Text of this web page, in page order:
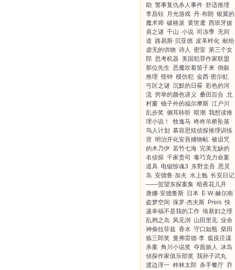
助 警事复仇杀人事件 舒适推理
李昌钰
月光游戏 丹·布朗 银翼的
魔术师 破格派 黄世鸢 西班牙披
肩之谜 千山 小说 司冻季 无间
道 路易斯·贝亚德 皮革样化 献给
虚无的供物 诗人 密室 第三个女
郎 思考机器 美国犯罪作家联盟
那位先生 恶魔吹着笛子来 倒叙
推理 怪钟 模仿犯 金西·密尔虹
弓区之谜 沉默的日晷 彩色的河
流 穷举的颜色讲义 桑田百合 北
村薰 镜子外的福尔摩斯 江户川
乱步奖 侧耳聆听 暗潮 我想读推
理小说！
牧逸马 咚咚吊桥坠落
鸟人计划
慕容思炫侦探推理训练
营 明治开化安吾捕物帖 被诅咒
的木乃伊 若竹七海 完美无缺的
名侦探 千家贵司
毒巧克力命案
道具 电锯惊魂3 东野圭吾 恶灵
岛 安德鲁·加夫 水上勉 长安日记
——贺望东探案集 暗夜花儿开
唐娜·安德鲁斯 日本 E·W·赫尔南
盗梦空间 保罗·杰夫斯 Preis 快
递幸福不是我的工作 络新妇之理
乱鸦之岛 风见润 山田里见 业余
神偷拉菲兹 香水 守口如瓶 柴田
炼三郎奖 曼弗雷德·李 瘟疫庄谋
杀案 角川小说奖 夺面旅人 冰岛
侦探作家俱乐部奖 我孙子武丸
渡边淳一 梓林太郎 杀手餐厅 乔